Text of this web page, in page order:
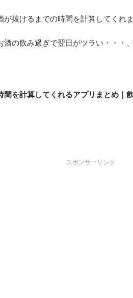
抜けるまでの時間を計算してくれま
酒の飲み過ぎで翌日がツラい・・・
間を計算してくれるアプリまとめ｜
スポンサーリンク